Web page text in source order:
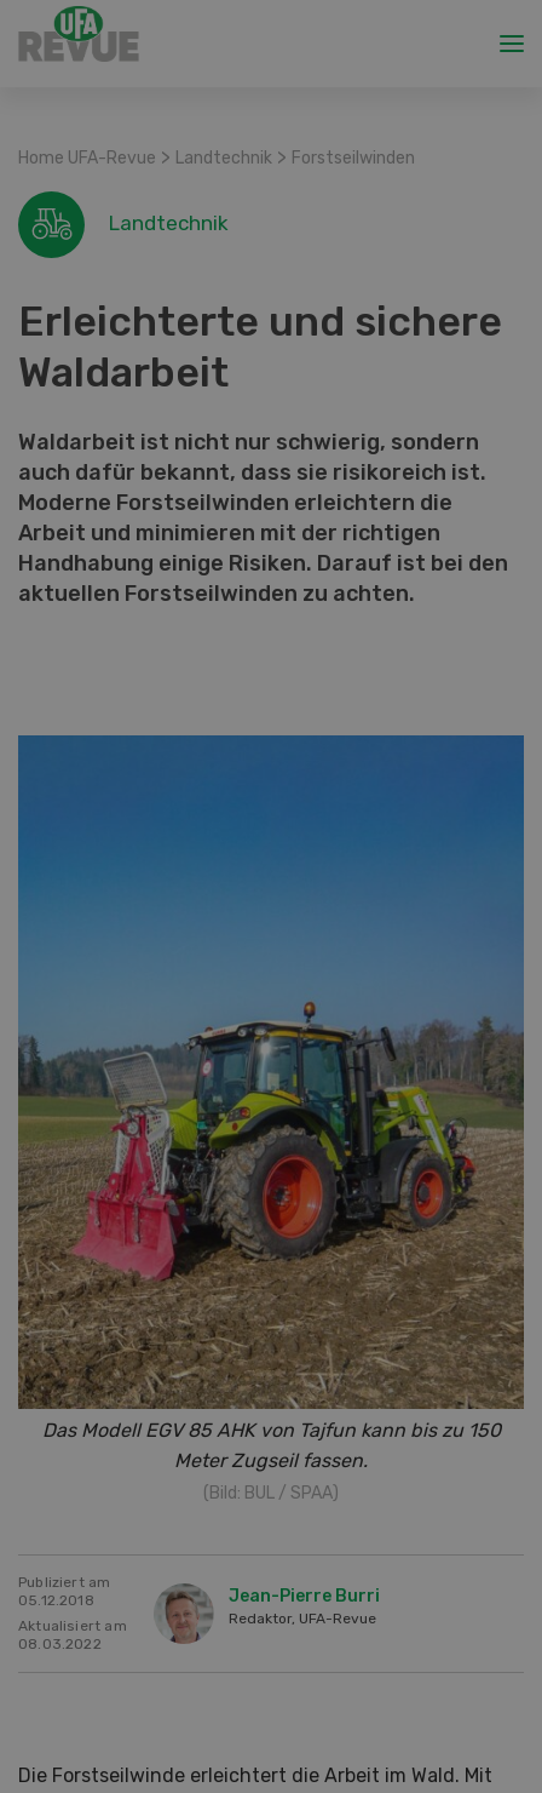
Home UFA-Revue > Landtechnik > Forstseilwinden
Landtechnik
Erleichterte und sichere
Waldarbeit
Waldarbeit ist nicht nur schwierig, sondern
auch dafür bekannt, dass sie risikoreich ist.
Moderne Forstseilwinden erleichtern die
Arbeit und minimieren mit der richtigen
Handhabung einige Risiken. Darauf ist bei den
aktuellen Forstseilwinden zu achten.
Das Modell EGV 85 AHK von Tajfun kann bis zu 150
Meter Zugseil fassen.
(Bild: BUL / SPAA)
Publiziert am
05.12.2018
Aktualisiert am
08.03.2022
Jean-Pierre Burri
Redaktor, UFA-Revue
Die Forstseilwinde erleichtert die Arbeit im Wald. Mit